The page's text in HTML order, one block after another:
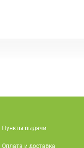
Пункты выдачи
Оплата и доставка